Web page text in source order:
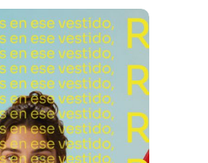
Rebajas
en
Odeón